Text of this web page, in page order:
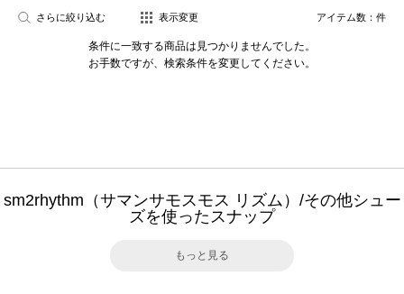
さらに絞り込む 表示変更 アイテム数： 件
条件に一致する商品は見つかりませんでした。
お手数ですが、検索条件を変更してください。
sm2rhythm（サマンサモスモス リズム）/その他シュー
ズを使ったスナップ
もっと見る